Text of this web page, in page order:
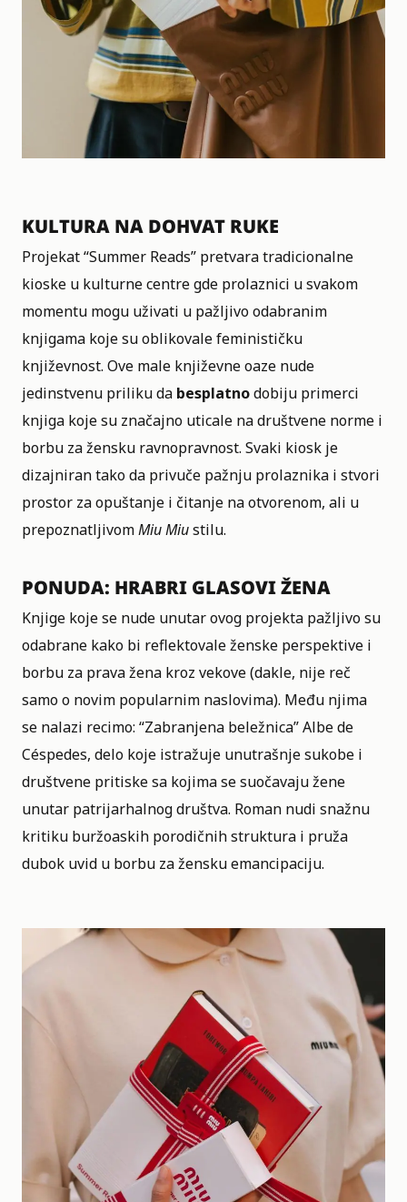
KULTURA NA DOHVAT RUKE
Projekat “Summer Reads” pretvara tradicionalne
kioske u kulturne centre gde prolaznici u svakom
momentu mogu uživati u pažljivo odabranim
knjigama koje su oblikovale feminističku
književnost. Ove male književne oaze nude
jedinstvenu priliku da besplatnodobiju primerci
knjiga koje su značajno uticale na društvene norme i
borbu za žensku ravnopravnost. Svaki kiosk je
dizajniran tako da privuče pažnju prolaznika i stvori
prostor za opuštanje i čitanje na otvorenom, ali u
prepoznatljivomMiu Miustilu.
PONUDA: HRABRI GLASOVI ŽENA
Knjige koje se nude unutar ovog projekta pažljivo su
odabrane kako bi reflektovale ženske perspektive i
borbu za prava žena kroz vekove (dakle, nije reč
samo o novim popularnim naslovima). Među njima
se nalazi recimo: “Zabranjena beležnica” Albe de
Céspedes, delo koje istražuje unutrašnje sukobe i
društvene pritiske sa kojima se suočavaju žene
unutar patrijarhalnog društva. Roman nudi snažnu
kritiku buržoaskih porodičnih struktura i pruža
dubok uvid u borbu za žensku emancipaciju.